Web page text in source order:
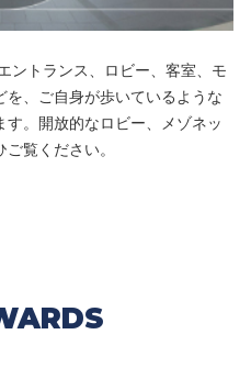
ントランス、ロビー、客室、モ
を、ご自身が歩いているような
。開放的なロビー、メゾネッ
覧ください。